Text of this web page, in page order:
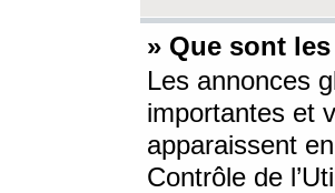
» Que sont
Les annonces
importantes et
apparaissent
Contrôle de